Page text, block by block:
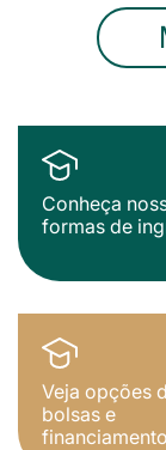
Conheça
formas de
Veja opções
bolsas e